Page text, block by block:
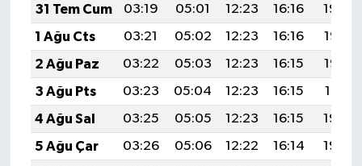
31 Tem Cum
03:19 05:01 12:23 16:16
19:34
1 Ağu Cts
03:21 05:02 12:23 16:16
19:33
2 Ağu Paz
03:22 05:03 12:23 16:15
19:32
3 Ağu Pts
03:23 05:04 12:23 16:15
19:31
4 Ağu Sal
03:25 05:05 12:23 16:15
19:30
5 Ağu Çar
03:26 05:06 12:22 16:14
19:29